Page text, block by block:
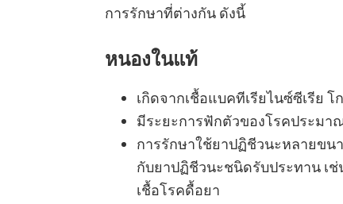
การรักษาที่ต่างกัน ดังนี้
หนองในแท้
เกิดจากเชื้อแบคทีเรียไนซ์ซีเรีย โ
มีระยะการฟักตัวของโรคประมา
การรักษาใช้ยาปฏิชีวนะหลายขนา
กับยาปฏิชีวนะชนิดรับประทาน เช่
เชื้อโรคดื้อยา